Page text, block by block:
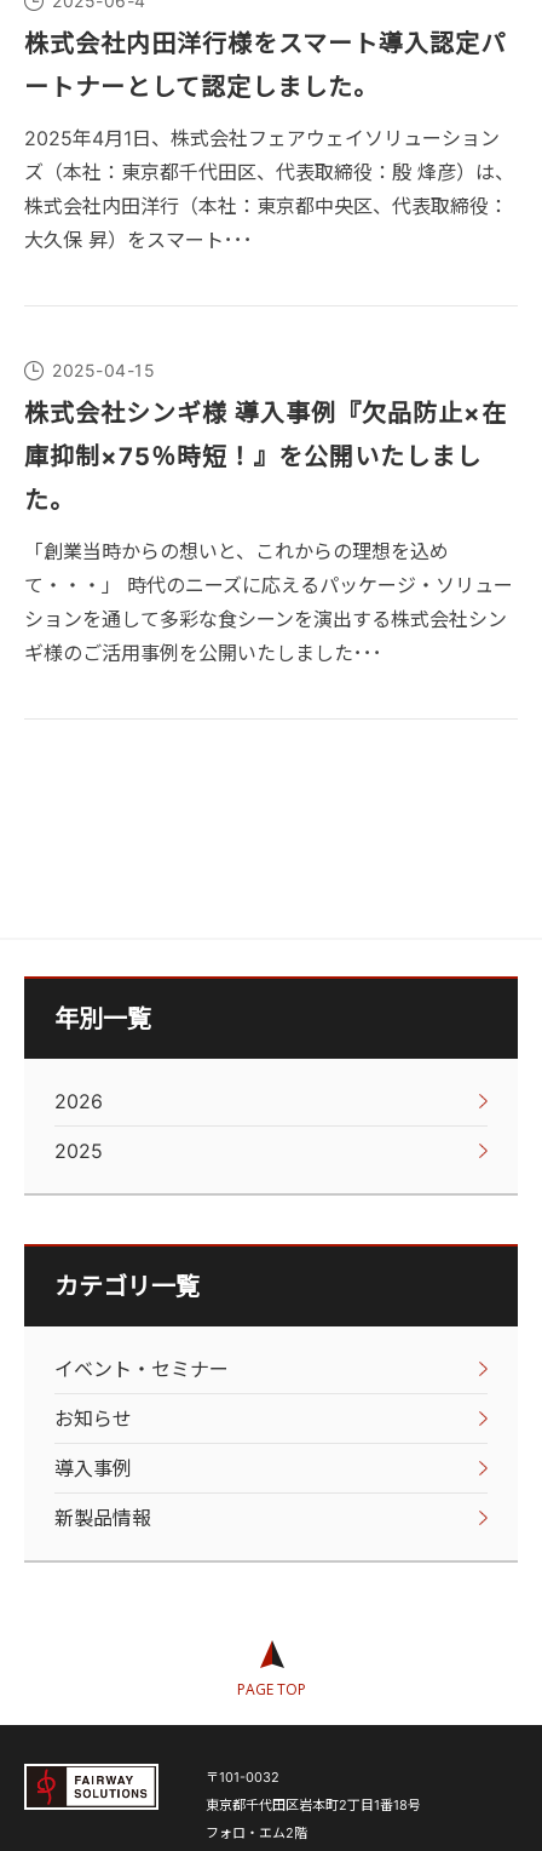
株式会社内田洋行様をスマート導入認定パ
ートナーとして認定しました。
2025年4月1日、株式会社フェアウェイソリューション
ズ（本社：東京都千代田区、代表取締役：殷 烽彦）は、
株式会社内田洋行（本社：東京都中央区、代表取締役：
大久保 昇）をスマート･･･
2025-04-15
株式会社シンギ様 導入事例『欠品防止×在
庫抑制×75％時短！』を公開いたしまし
た。
「創業当時からの想いと、これからの理想を込め
て・・・」 時代のニーズに応えるパッケージ・ソリュー
ションを通して多彩な食シーンを演出する株式会社シン
ギ様のご活用事例を公開いたしました･･･
年別一覧
2026
2025
カテゴリ一覧
イベント・セミナー
お知らせ
導入事例
新製品情報
PAGE TOP
〒101-0032
東京都千代田区岩本町2丁目1番18号
フォロ・エム2階